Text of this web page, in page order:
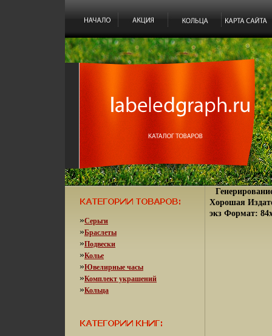
»Серьги
»Браслеты
»Подвески
»Колье
»Ювелирные часы
»Комплект украшений
»Кольца
Хорошая
экз Формат: